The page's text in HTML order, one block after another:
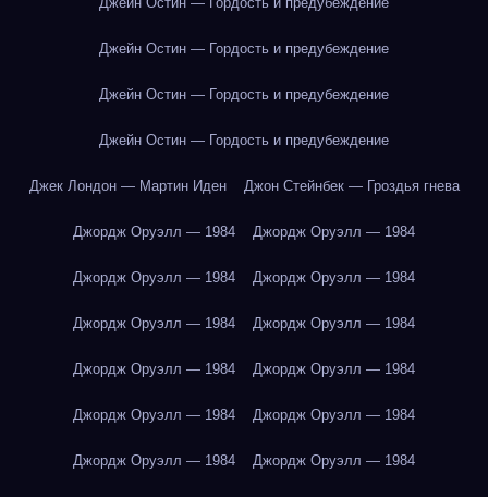
Джейн Остин — Гордость и предубеждение
Джейн Остин — Гордость и предубеждение
Джейн Остин — Гордость и предубеждение
Джек Лондон — Мартин Иден Джон Стейнбек — Гроздья гнева
Джордж Оруэлл — 1984 Джордж Оруэлл — 1984
Джордж Оруэлл — 1984 Джордж Оруэлл — 1984
Джордж Оруэлл — 1984 Джордж Оруэлл — 1984
Джордж Оруэлл — 1984 Джордж Оруэлл — 1984
Джордж Оруэлл — 1984 Джордж Оруэлл — 1984
Джордж Оруэлл — 1984 Джордж Оруэлл — 1984